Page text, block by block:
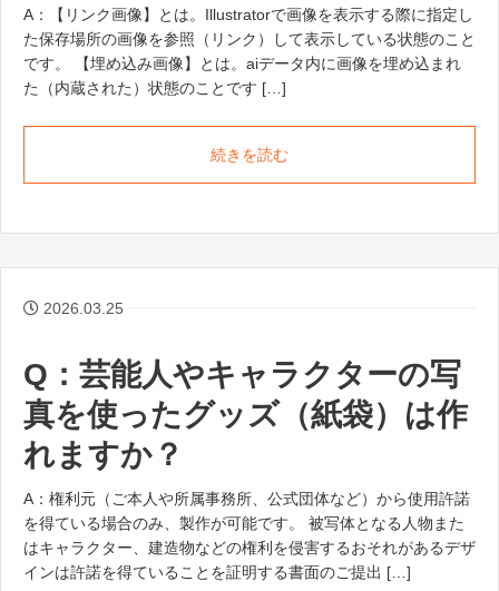
A：【リンク画像】とは。Illustratorで画像を表示する際に指定し
た保存場所の画像を参照（リンク）して表示している状態のこと
です。 【埋め込み画像】とは。aiデータ内に画像を埋め込まれ
た（内蔵された）状態のことです […]
続きを読む
2026.03.25
Q：芸能人やキャラクターの写
真を使ったグッズ（紙袋）は作
れますか？
A：権利元（ご本人や所属事務所、公式団体など）から使用許諾
を得ている場合のみ、製作が可能です。 被写体となる人物また
はキャラクター、建造物などの権利を侵害するおそれがあるデザ
インは許諾を得ていることを証明する書面のご提出 […]